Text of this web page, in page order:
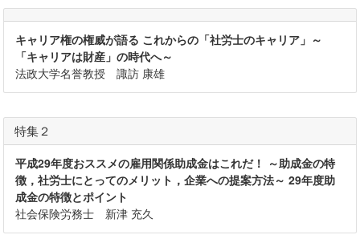
キャリア権の権威が語る これからの「社労士のキャリア」～
「キャリアは財産」の時代へ～
法政大学名誉教授 諏訪 康雄
特集２
平成29年度おススメの雇用関係助成金はこれだ！ ～助成金の特
徴，社労士にとってのメリット，企業への提案方法～ 29年度助
成金の特徴とポイント
社会保険労務士 新津 充久